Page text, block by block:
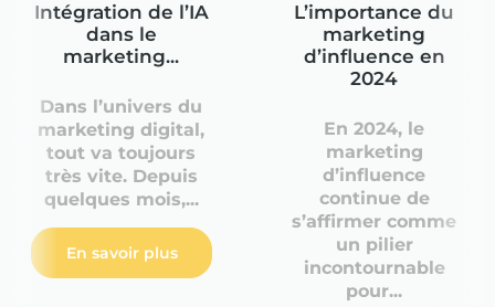
Intégration de l’IA
dans le
marketing...
Dans l’univers du
marketing digital,
tout va toujours
très vite. Depuis
quelques mois,...
En savoir plus
L’importance du
marketing
d’influence en
2024
En 2024, le
marketing
d’influence
continue de
s’affirmer comme
un pilier
incontournable
pour...